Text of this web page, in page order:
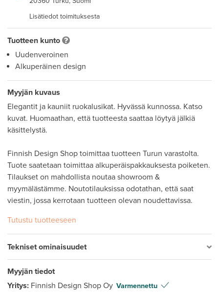
Lisätiedot toimituksesta
Tuotteen kunto
Uudenveroinen
Alkuperäinen design
Myyjän kuvaus
Elegantit ja kauniit ruokalusikat. Hyvässä kunnossa. Katso
kuvat. Huomaathan, että tuotteesta saattaa löytyä jälkiä
käsittelystä.
Finnish Design Shop toimittaa tuotteen Turun varastolta.
Tuote saatetaan toimittaa alkuperäispakkauksesta poiketen.
Tilaukset on mahdollista noutaa showroom &
myymälästämme. Noutotilauksissa odotathan, että saat
viestin, jossa kerrotaan tuotteen olevan noudettavissa.
Tutustu tuotteeseen
Tekniset ominaisuudet
Myyjän tiedot
Yritys: Finnish Design Shop Oy Varmennettu